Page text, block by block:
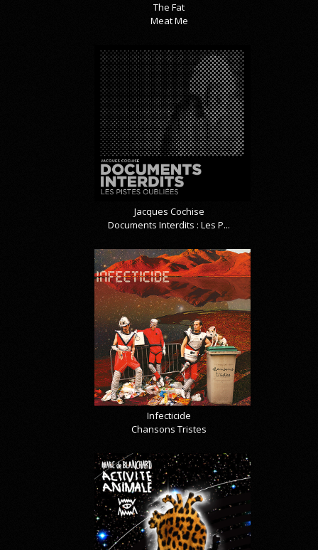
The Fat
Meat Me
Jacques Cochise
Documents Interdits : Les P...
Infecticide
Chansons Tristes